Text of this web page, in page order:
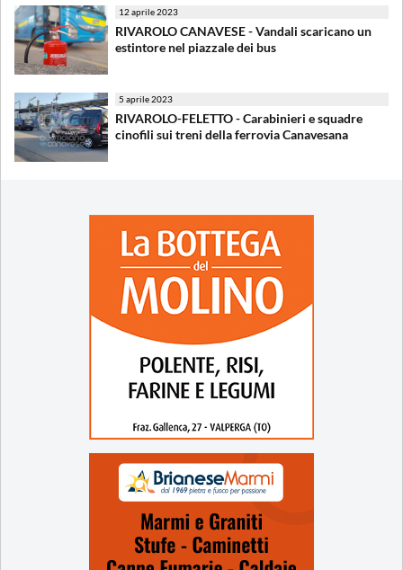
12 aprile 2023
RIVAROLO CANAVESE - Vandali scaricano un
estintore nel piazzale dei bus
5 aprile 2023
RIVAROLO-FELETTO - Carabinieri e squadre
cinofili sui treni della ferrovia Canavesana